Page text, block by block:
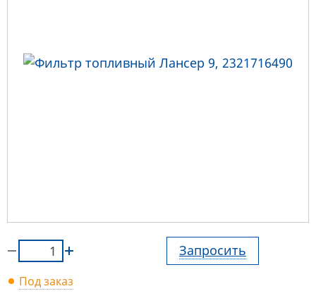
Запросить
Под заказ